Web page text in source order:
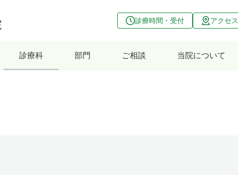
診療科 部門 ご相談 当院について
診療時間・受付 アクセス